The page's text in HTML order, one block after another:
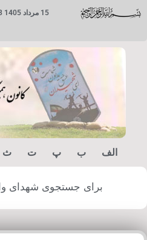
15 مرداد 1405 2:03 ب.ظ
الف ب پ ت ث
برای جستجوی شهدای